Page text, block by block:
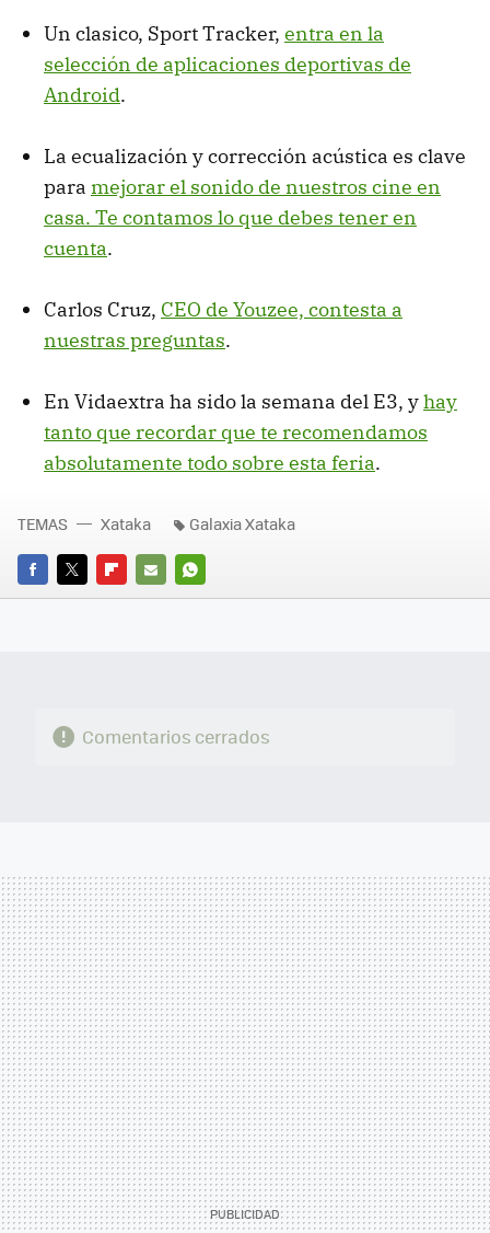
Un clasico, Sport Tracker, entra en la
selección de aplicaciones deportivas de
Android.
La ecualización y corrección acústica es clave
para mejorar el sonido de nuestros cine en
casa. Te contamos lo que debes tener en
cuenta.
Carlos Cruz, CEO de Youzee, contesta a
nuestras preguntas.
En Vidaextra ha sido la semana del E3, yhay
tanto que recordar que te recomendamos
absolutamente todo sobre esta feria.
FACEBOOK
TWITTERFLIPBOARD
E-
WHATSAPP
TEMAS Xataka Galaxia Xataka
Comentarios cerrados